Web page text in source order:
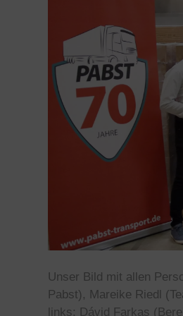
Unser Bild mit allen
Pabst), Mareike Riedl
links: Dávid Farkas